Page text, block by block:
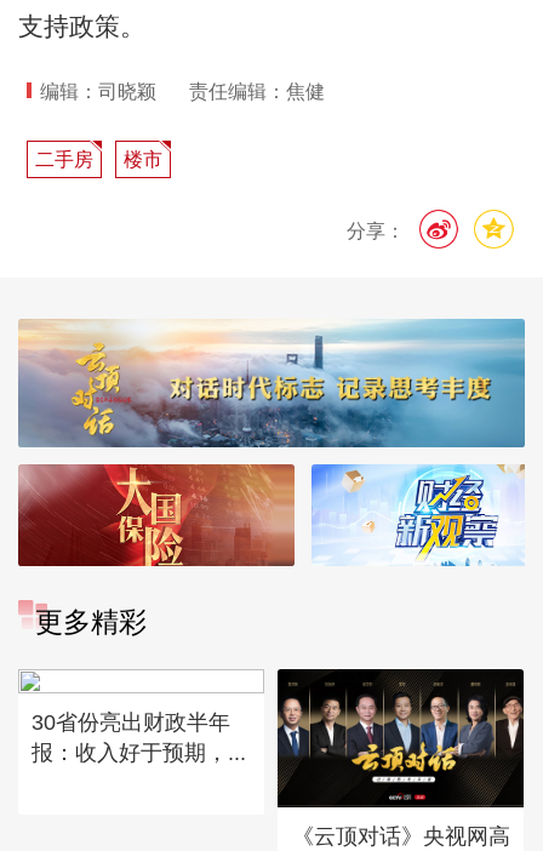
支持政策。
编辑：司晓颖 责任编辑：焦健
二手房 楼市
分享：
更多精彩
30省份亮出财政半年
报：收入好于预期，...
《云顶对话》央视网高